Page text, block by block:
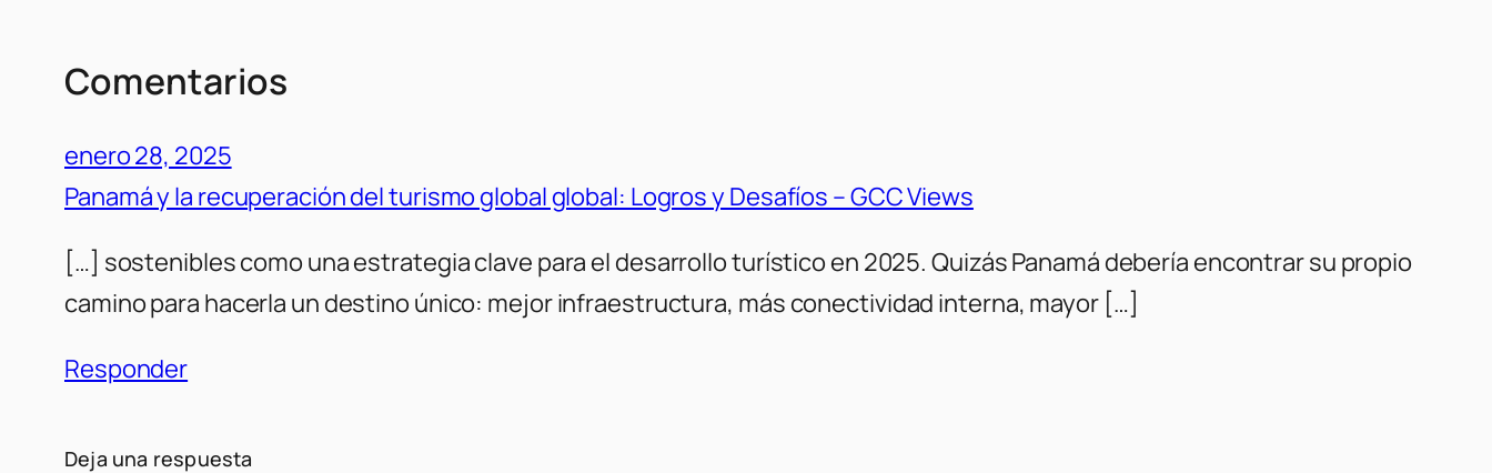
Comentarios
enero 28, 2025
Panamá y la recuperación del turismo global global: Logros y Desafíos – GCC Views
[…] sostenibles como una estrategia clave para el desarrollo turístico en 2025. Quizás Panamá debería encontrar su propio
camino para hacerla un destino único: mejor infraestructura, más conectividad interna, mayor […]
Responder
Deja una respuesta